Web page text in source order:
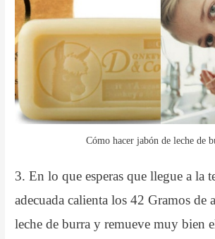
Cómo hacer jabón de leche de
3. En lo que esperas que llegue a la
adecuada calienta los 42 Gramos de
leche de burra y remueve muy bien